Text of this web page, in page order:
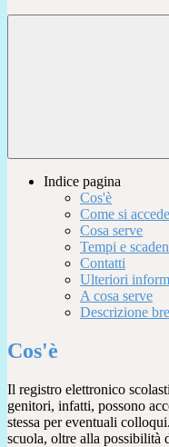
Indice pagina
Cos'è
Come si
Cosa serve
Tempi e
Contatti
Ulteriori
A cosa serve
Descrizione
Cos'è
Il registro elettronico
genitori, infatti, possono
stessa per eventuali
scuola, oltre alla possibilità